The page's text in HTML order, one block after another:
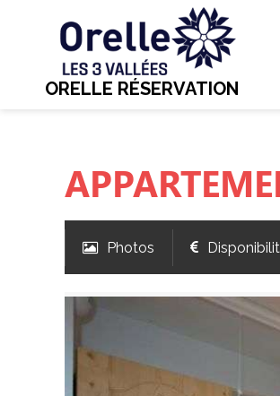
ORELLE RÉSERVATION
Photos